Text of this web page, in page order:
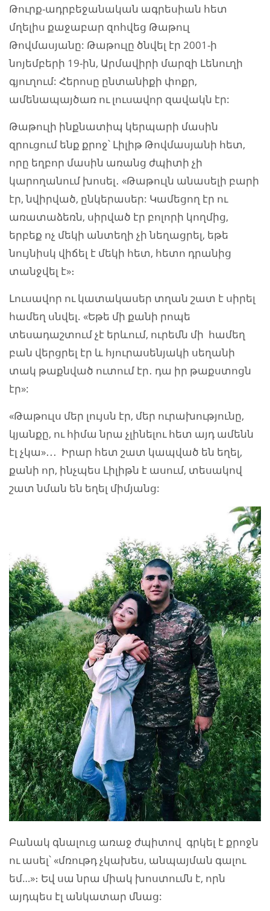
Թուրք-ադրբեջանական ագրեսիան հետ
մղելիս քաջաբար զոհվեց Թաթուլ
Թովմասյանը: Թաթուլը ծնվել էր 2001-ի
նոյեմբերի 19-ին, Արմավիրի մարզի Լենուղի
գյուղում: Հերոսը ընտանիքի փոքր,
ամենապայծառ ու լուսավոր զավակն էր:
Թաթուլի ինքնատիպ կերպարի մասին
զրուցում ենք քրոջ՝ Լիլիթ Թովմասյանի հետ,
որը եղբոր մասին առանց ժպիտի չի
կարողանում խոսել․ «Թաթուլն անասելի բարի
էր, նվիրված, ընկերասեր: Կամեցող էր ու
առատաձեռն, սիրված էր բոլորի կողմից,
երբեք ոչ մեկի անտեղի չի նեղացրել, եթե
նույնիսկ վիճել է մեկի հետ, հետո դրանից
տանջվել է»։
Լուսավոր ու կատակասեր տղան շատ է սիրել
համեղ սնվել. «Եթե մի քանի րոպե
տեսադաշտում չէ երևում, ուրեմն մի համեղ
բան վերցրել էր և հյուրասենյակի սեղանի
տակ թաքնված ուտում էր․ դա իր թաքստոցն
էր»:
«Թաթուլս մեր լույսն էր, մեր ուրախությունը,
կյանքը, ու հիմա նրա չլինելու հետ այդ ամենն
էլ չկա»․․․ Իրար հետ շատ կապված են եղել,
քանի որ, ինչպես Լիլիթն է ասում, տեսակով
շատ նման են եղել միմյանց:
Բանակ գնալուց առաջ ժպիտով գրկել է քրոջն
ու ասել՝ «մռութդ չկախես, անպայման գալու
եմ…»։ Եվ սա նրա միակ խոստումն է, որն
այդպես էլ անկատար մնաց: